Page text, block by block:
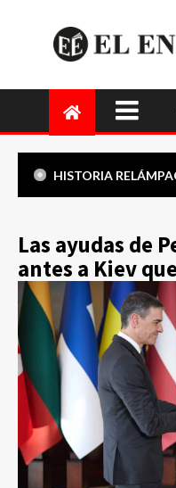
HISTORIA
Las ayudas de
antes a Kiev